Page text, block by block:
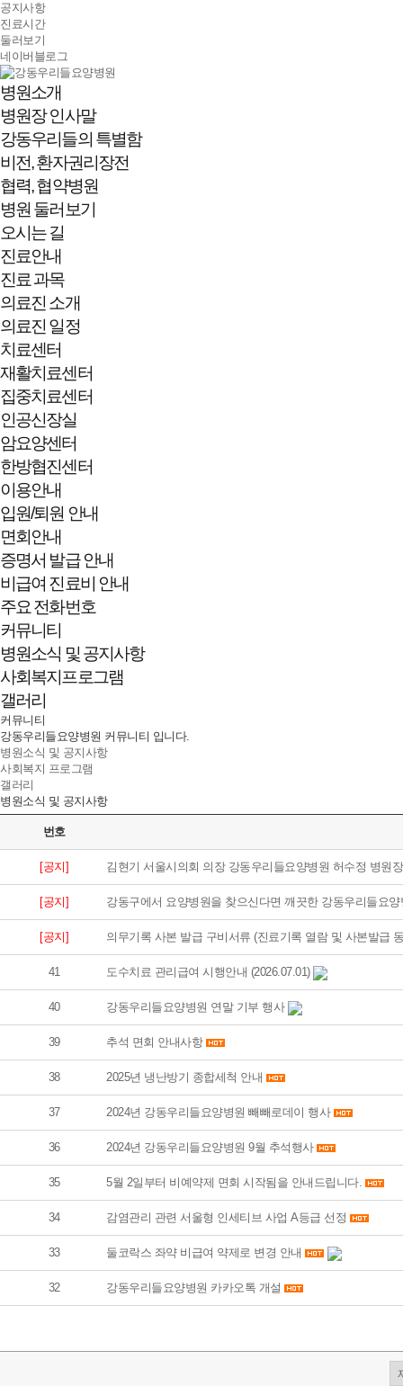
공지사항
진료시간
둘러보기
네이버블로그
병원소개
병원장 인사말
강동우리들의 특별함
비전, 환자권리장전
협력, 협약병원
병원 둘러보기
오시는 길
진료안내
진료 과목
의료진 소개
의료진 일정
치료센터
재활치료센터
집중치료센터
인공신장실
암요양센터
한방협진센터
이용안내
입원/퇴원 안내
면회안내
증명서 발급 안내
비급여 진료비 안내
주요 전화번호
커뮤니티
병원소식 및 공지사항
사회복지프로그램
갤러리
커뮤니티
강동우리들요양병원 커뮤니티 입니다.
병원소식 및 공지사항
사회복지 프로그램
갤러리
병원소식 및 공지사항
번호
[공지] 김현기 서울시의회 의장 강동우리들요양병원 허수정 병원
[공지] 강동구에서 요양병원을 찾으신다면 깨끗한 강동우리들요양
[공지] 의무기록 사본 발급 구비서류 (진료기록 열람 및 사본발급
41 도수치료 관리급여 시행안내 (2026.07.01)
40 강동우리들요양병원 연말 기부 행사
39 추석 면회 안내사항
38 2025년 냉난방기 종합세척 안내
37 2024년 강동우리들요양병원 빼빼로데이 행사
36 2024년 강동우리들요양병원 9월 추석행사
35 5월 2일부터 비예약제 면회 시작됨을 안내드립니다.
34 감염관리 관련 서울형 인세티브 사업 A등급 선정
33 둘코락스 좌약 비급여 약제로 변경 안내
32 강동우리들요양병원 카카오톡 개설